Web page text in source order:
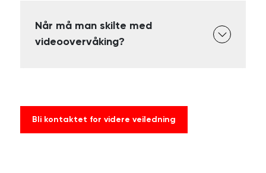
Når må man skilte med
videoovervåking?
Bli kontaktet for videre veiledning